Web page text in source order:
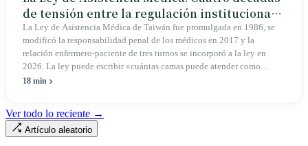
de tensión entre la regulación institucional y
el mercado
La Ley de Asistencia Médica de Taiwán fue promulgada en 1986, se
modificó la responsabilidad penal de los médicos en 2017 y la
relación enfermero-paciente de tres turnos se incorporó a la ley en
2026. La ley puede escribir «cuántas camas puede atender como
máximo una enfermera», pero no puede escribir «si existe esa
Ley de Médicos, es la ley raíz sobre cómo existe la institución del
«hospital» en Taiwán, y la tensión sin resolver durante cuarenta años
18 min
Ver todo lo reciente →
Artículo aleatorio